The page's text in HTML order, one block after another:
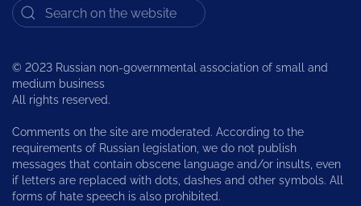
© 2023 Russian non-governmental association of small and
medium business
All rights reserved.
Comments on the site are moderated. According to the
requirements of Russian legislation, we do not publish
messages that contain obscene language and/or insults, even
if letters are replaced with dots, dashes and other symbols. All
forms of hate speech is also prohibited.